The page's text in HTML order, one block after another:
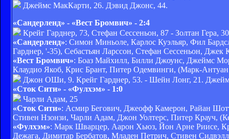
Джеймс МакКарти, 26. Дэвид Джонс, 44.
«Сандерленд» - «Вест Бромвич» - 2:4
Крейг Гарднер, 73, Стефан Сессеньон, 87 - Золтан
«Сандерленд»: Симон Миньоле, Карлос Куэльяр, Фил
Гарднер, '-35), Себастьян Ларссон, Стефан Сессеньон,
«Вест Бромвич»: Боаз Майхилл, Билли Джоунс, Джеймс
Клаудио Якоб, Крис Брант, Питер Одемвинги, (Марк-
Джон ОШи, 9. Крейг Гарднер, 53. - Шейн Лонг, 21.
«Сток Сити» - «Фулхэм» - 1:0
Чарли Адам, 25
«Сток Сити»: Асмир Бегович, Джеофф Камерон, Райан
Стивен Нзонзи, Чарли Адам, Джон Уолтерс, Питер Крауч,
«Фулхэм»: Марк Шварцер, Аарон Хьюз, Йон Арне Риисе,
Дежага, Димитар Бербатов, Младен Петрич, Стивен